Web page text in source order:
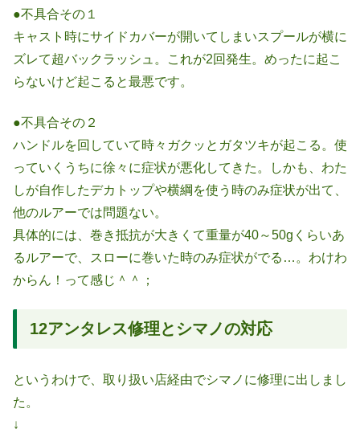
●不具合その１
キャスト時にサイドカバーが開いてしまいスプールが横に
ズレて超バックラッシュ。これが2回発生。めったに起こ
らないけど起こると最悪です。
●不具合その２
ハンドルを回していて時々ガクッとガタツキが起こる。使
っていくうちに徐々に症状が悪化してきた。しかも、わた
しが自作したデカトップや横綱を使う時のみ症状が出て、
他のルアーでは問題ない。
具体的には、巻き抵抗が大きくて重量が40～50gくらいあ
るルアーで、スローに巻いた時のみ症状がでる…。わけわ
からん！って感じ＾＾；
12アンタレス修理とシマノの対応
というわけで、取り扱い店経由でシマノに修理に出しまし
た。
↓